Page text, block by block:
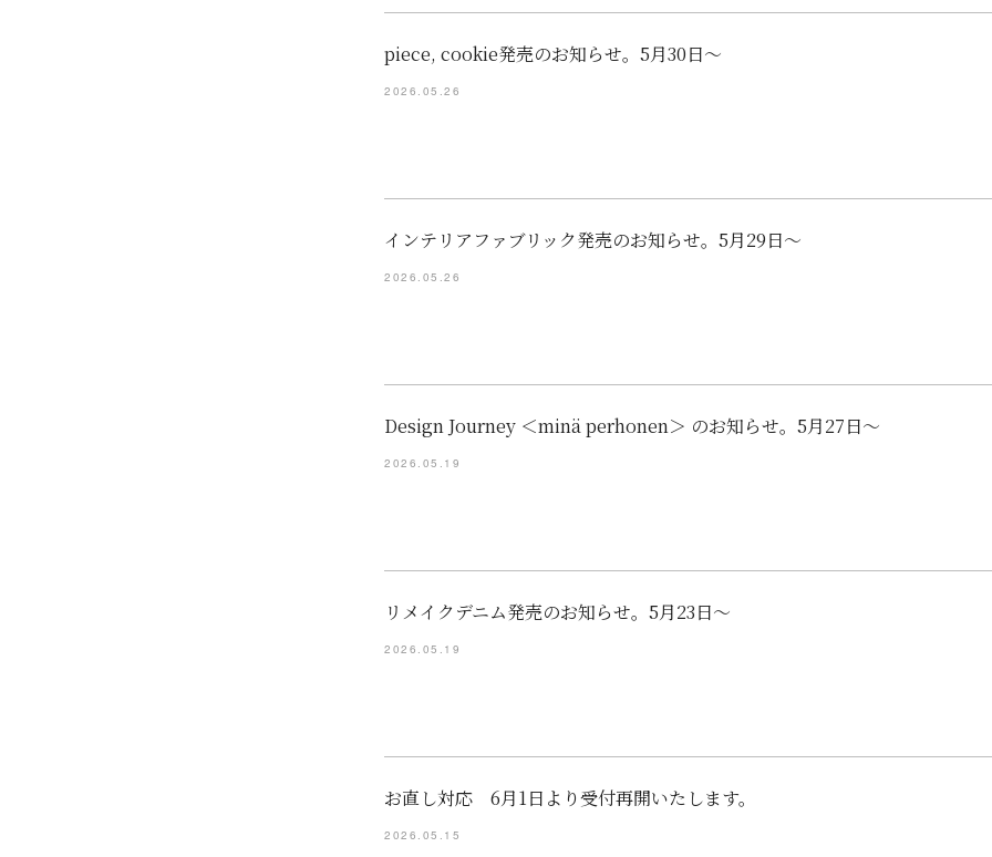
piece, cookie発売のお知らせ。5月30日～
2026.05.26
インテリアファブリック発売のお知らせ。5月29日～
2026.05.26
Design Journey ＜minä perhonen＞ のお知らせ。5月27日〜
2026.05.19
リメイクデニム発売のお知らせ。5月23日～
2026.05.19
お直し対応 6月1日より受付再開いたします。
2026.05.15